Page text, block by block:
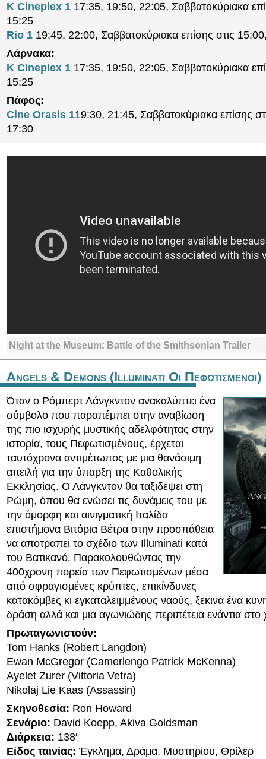
K Cineplex 1 17:35, 19:50, 22:05, Σαββατοκύριακα
15:25
Rio 1 19:45, 22:00, Σαββατοκύριακα επίσης στις
Λάρνακα:
K Cineplex 1 17:35, 19:50, 22:05, Σαββατοκύριακα
15:25
Πάφος:
Cine Orasis 119:30, 21:45, Σαββατοκύριακα επίσης
17:30
Night at the Museum: Battle of the Smithsonian Trailer
Angels & Demons (Illuminati Οι Πεφωτισμενοι)
Όταν ο Ρόμπερτ Λάνγκντον ανακαλύπτει ένα
σύμβολο που παραπέμπει στην αναβίωση
της πιο ισχυρής μυστικής αδελφότητας στην
ιστορία, τους Πεφωτισμένους, έρχεται
ταυτόχρονα αντιμέτωπος με μια θανάσιμη
απειλή για την ύπαρξη της Καθολικής
Εκκλησίας. Ο Λάνγκντον θα ταξιδέψει στη
Ρώμη, όπου θα ενώσει τις δυνάμεις του με
την όμορφη και αινιγματική Ιταλίδα
επιστήμονα Βιτόρια Βέτρα στην προσπάθεια
να αποτραπεί το σχέδιο των Illuminati κατά
του Βατικανό. Παρακολουθώντας την
400χρονη πορεία των Πεφωτισμένων μέσα
από σφραγισμένες κρύπτες, επικίνδυνες
κατακόμβες κι εγκαταλειμμένους ναούς, ξεκινά ένα
δράση αλλά και μια αγωνιώδης περιπέτεια ενάντια
Πρωταγωνιστούν:
Tom Hanks (Robert Langdon)
Ewan McGregor (Camerlengo Patrick McKenna)
Ayelet Zurer (Vittoria Vetra)
Nikolaj Lie Kaas (Assassin)
Σκηνοθεσία: Ron Howard
Σενάριο: David Koepp, Akiva Goldsman
Διάρκεια: 138′
Είδος ταινίας: Έγκλημα, Δράμα, Μυστηρίου, Θρίλερ